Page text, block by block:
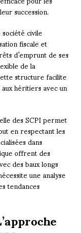
succession.
civile
fiscale et
d’emprunt de ses
de la
structure facilite
héritiers avec un
des SCPI permet
en respectant les
dans
offrent des
des baux longs
une analyse
tendances